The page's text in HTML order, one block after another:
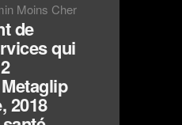
Moins Cher
de
qui
2018